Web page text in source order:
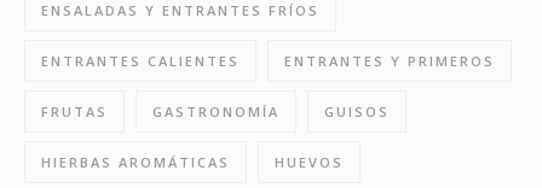
ENSALADAS Y ENTRANTES FRÍOS
ENTRANTES CALIENTES ENTRANTES Y PRIMEROS
FRUTAS GASTRONOMÍA GUISOS
HIERBAS AROMÁTICAS HUEVOS